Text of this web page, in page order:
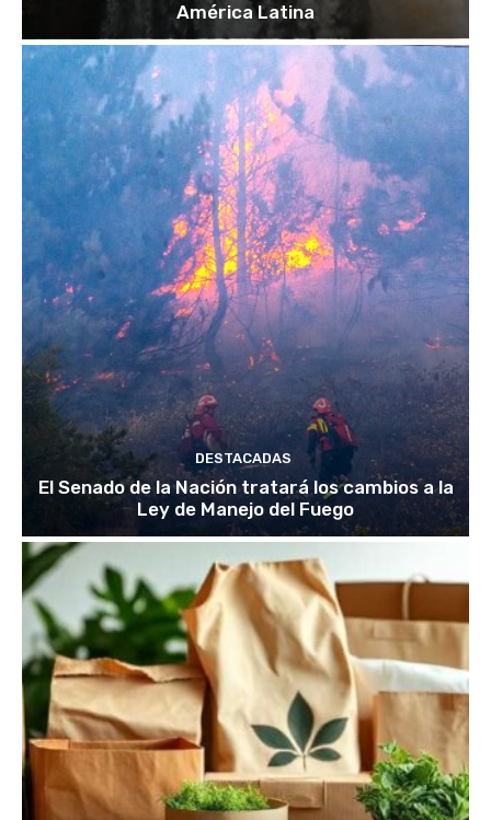
América Latina
DESTACADAS
El Senado de la Nación tratará los cambios a la
Ley de Manejo del Fuego